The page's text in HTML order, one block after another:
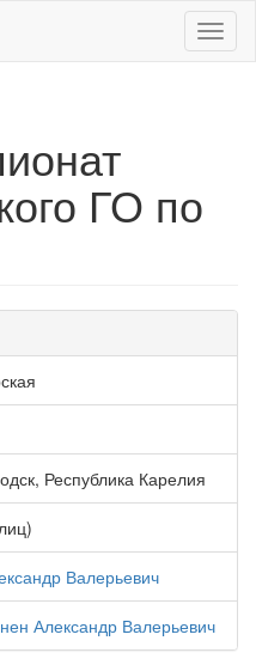
ГО по
Республика Карелия
Валерьевич
Александр Валерьевич